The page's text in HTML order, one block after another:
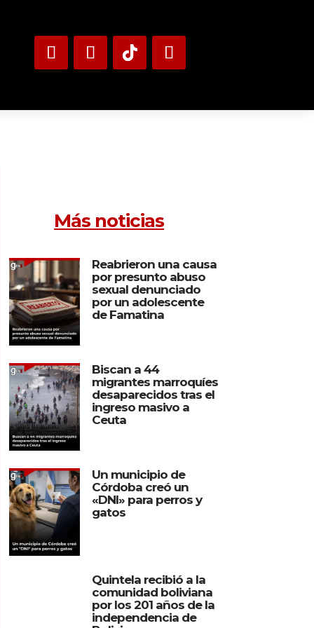
Más noticias
Reabrieron una causa
por presunto abuso
sexual denunciado
por un adolescente
de Famatina
Biscan a 44
migrantes marroquíes
desaparecidos tras el
ingreso masivo a
Ceuta
Un municipio de
Córdoba creó un
«DNI» para perros y
gatos
Quintela recibió a la
comunidad boliviana
por los 201 años de la
independencia de